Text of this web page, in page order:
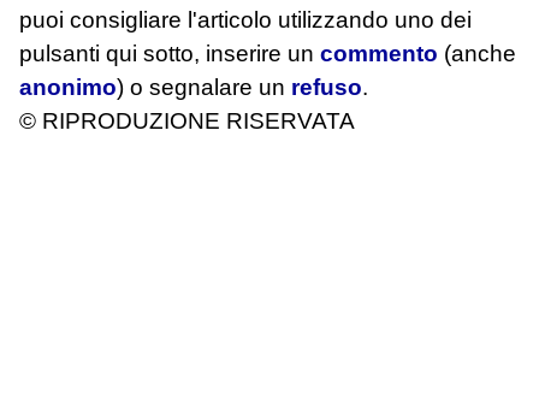
puoi consigliare l'articolo utilizzando uno dei
pulsanti qui sotto, inserire un commento (anche
anonimo) o segnalare un refuso.
© RIPRODUZIONE RISERVATA